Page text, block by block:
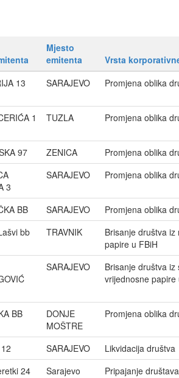
Mjesto
emitenta
Vrsta
13 SARAJEVO Promjena oblika
1 TUZLA Promjena oblika
97 ZENICA
Promjena oblika
3
SARAJEVO Promjena oblika
BB SARAJEVO
Promjena oblika
bb TRAVNIK
Brisanje društva
papire u FBiH
SARAJEVO
Brisanje društva
vrijednosne papire
BB
DONJE
MOŠTRE
Promjena oblika
SARAJEVO
Likvidacija društva
24 Sarajevo Pripajanje društava